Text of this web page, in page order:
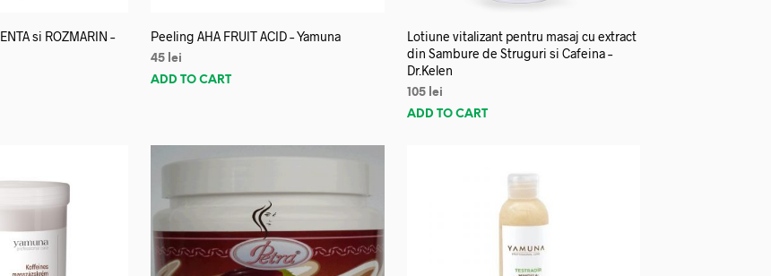
si ROZMARIN –
Peeling AHA FRUIT ACID – Yamuna
45 lei
ADD TO CART
Lotiune vitalizant pentru masaj cu extract
din Sambure de Struguri si Cafeina –
Dr.Kelen
105 lei
ADD TO CART